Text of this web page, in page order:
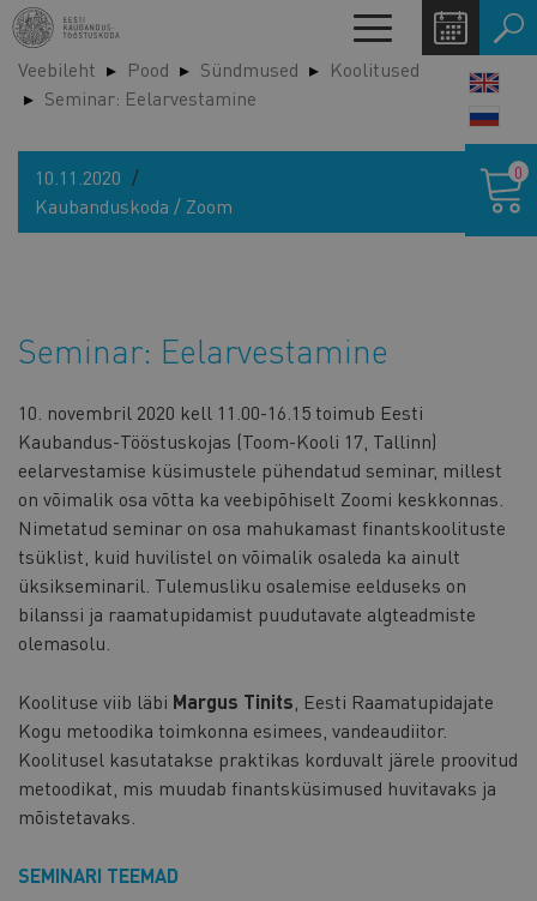
Liigu
edasi
põhisisu
juurde
Toggle
navigation
Veebileht Pood Sündmused
Koolitused
Seminar: Eelarvestamine
10.11.2020
Kaubanduskoda / Zoom
Seminar: Eelarvestamine
10. novembril 2020 kell 11.00-16.15 toimub Eesti
Kaubandus-Tööstuskojas (Toom-Kooli 17, Tallinn)
eelarvestamise küsimustele pühendatud seminar, millest
on võimalik osa võtta ka veebipõhiselt Zoomi keskkonnas.
Nimetatud seminar on osa mahukamast finantskoolituste
tsüklist, kuid huvilistel on võimalik osaleda ka ainult
üksikseminaril. Tulemusliku osalemise eelduseks on
bilanssi ja raamatupidamist puudutavate algteadmiste
olemasolu.
Koolituse viib läbi Margus Tinits , Eesti Raamatupidajate
Kogu metoodika toimkonna esimees, vandeaudiitor.
Koolitusel kasutatakse praktikas korduvalt järele proovitud
metoodikat, mis muudab finantsküsimused huvitavaks ja
mõistetavaks.
SEMINARI TEEMAD
0